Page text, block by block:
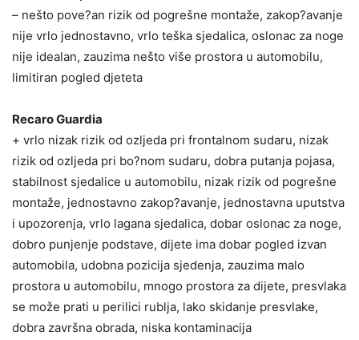
– nešto pove?an rizik od pogrešne montaže, zakop?avanje
nije vrlo jednostavno, vrlo teška sjedalica, oslonac za noge
nije idealan, zauzima nešto više prostora u automobilu,
limitiran pogled djeteta
Recaro Guardia
+ vrlo nizak rizik od ozljeda pri frontalnom sudaru, nizak
rizik od ozljeda pri bo?nom sudaru, dobra putanja pojasa,
stabilnost sjedalice u automobilu, nizak rizik od pogrešne
montaže, jednostavno zakop?avanje, jednostavna uputstva
i upozorenja, vrlo lagana sjedalica, dobar oslonac za noge,
dobro punjenje podstave, dijete ima dobar pogled izvan
automobila, udobna pozicija sjedenja, zauzima malo
prostora u automobilu, mnogo prostora za dijete, presvlaka
se može prati u perilici rublja, lako skidanje presvlake,
dobra završna obrada, niska kontaminacija